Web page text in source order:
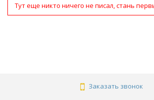
Тут еще никто ничего не писал, стань
Заказать звонок